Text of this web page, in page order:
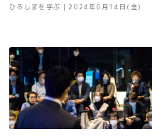
ひろしまを学ぶ | 2024年6月14日(金)